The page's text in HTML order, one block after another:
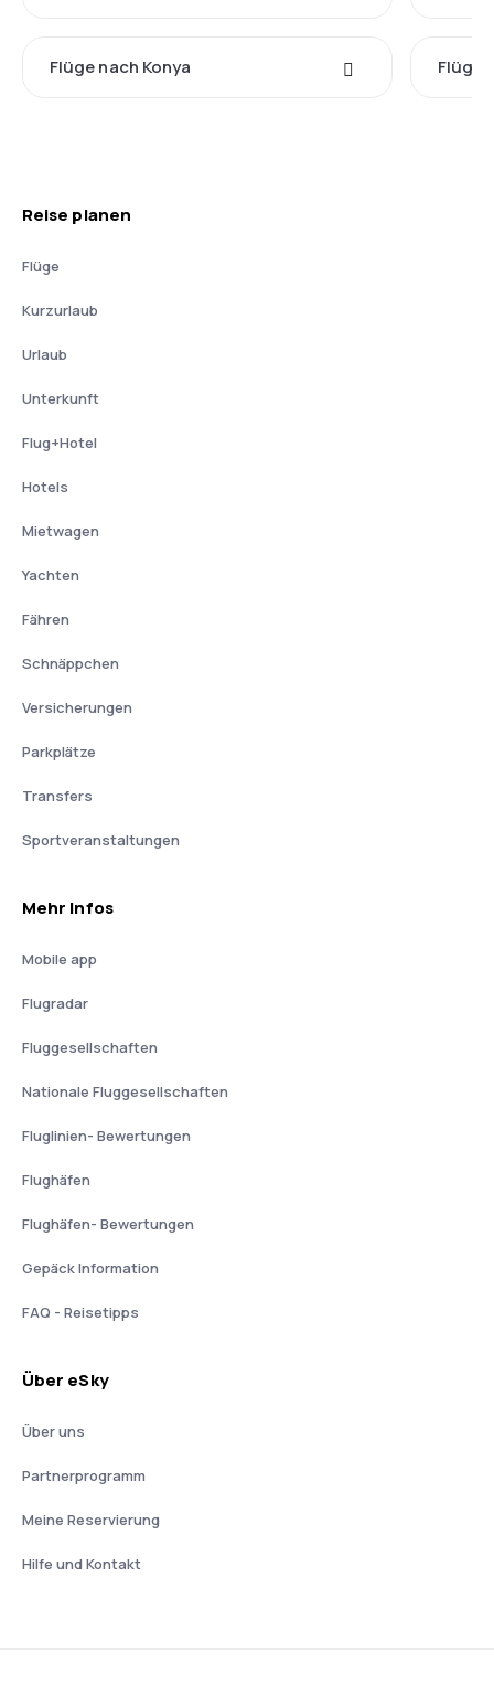
Flüge nach Konya Flüge
Reise planen
Flüge
Kurzurlaub
Urlaub
Unterkunft
Flug+Hotel
Hotels
Mietwagen
Yachten
Fähren
Schnäppchen
Versicherungen
Parkplätze
Transfers
Sportveranstaltungen
Mehr Infos
Mobile app
Flugradar
Fluggesellschaften
Nationale Fluggesellschaften
Fluglinien- Bewertungen
Flughäfen
Flughäfen- Bewertungen
Gepäck Information
FAQ - Reisetipps
Über eSky
Über uns
Partnerprogramm
Meine Reservierung
Hilfe und Kontakt